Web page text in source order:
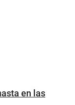
en las